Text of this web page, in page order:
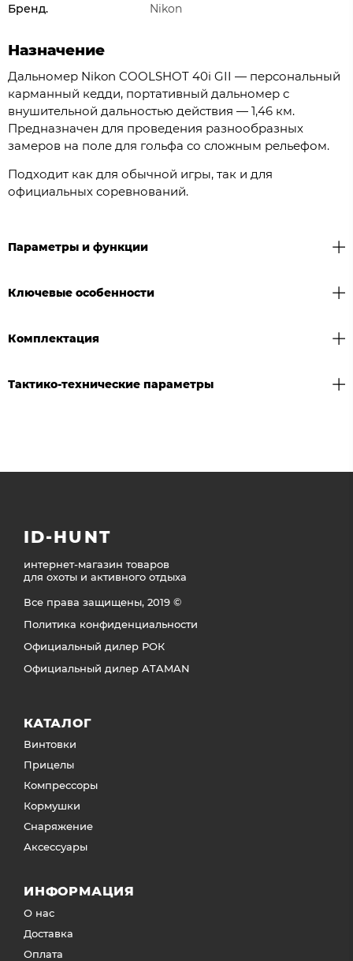
Бренд. Nikon
Назначение
Дальномер Nikon COOLSHOT 40i GII — персональный
карманный кедди, портативный дальномер с
внушительной дальностью действия — 1,46 км.
Предназначен для проведения разнообразных
замеров на поле для гольфа со сложным рельефом.
Подходит как для обычной игры, так и для
официальных соревнований.
Параметры и функции
Ключевые особенности
Комплектация
Тактико-технические параметры
ID-HUNT
интернет-магазин товаров
для охоты и активного отдыха
Все права защищены, 2019 ©
Политика конфиденциальности
Официальный дилер РОК
Официальный дилер ATAMAN
КАТАЛОГ
Винтовки
Прицелы
Компрессоры
Кормушки
Снаряжение
Аксессуары
ИНФОРМАЦИЯ
О нас
Доставка
Оплата